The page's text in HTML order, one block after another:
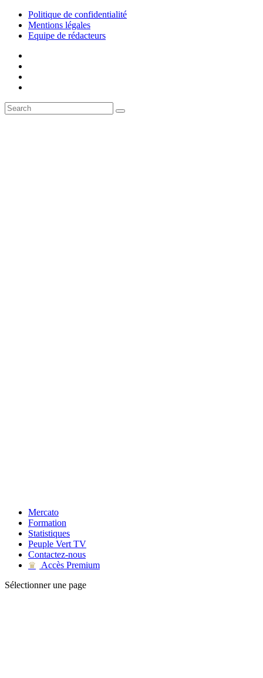
Politique de confidentialité
Mentions légales
Equipe de rédacteurs
Mercato
Formation
Statistiques
Peuple Vert TV
Contactez-nous
♛
Accès Premium
Sélectionner une page